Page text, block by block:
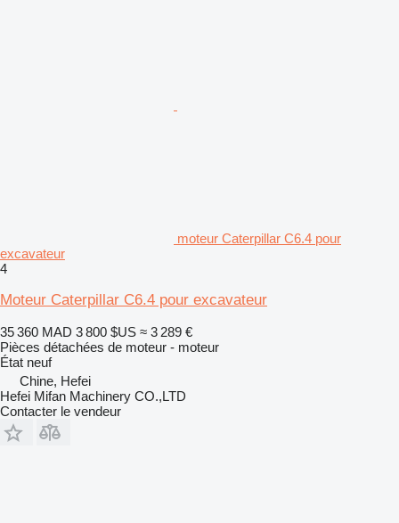
moteur Caterpillar C6.4 pour
excavateur
4
Moteur Caterpillar C6.4 pour excavateur
35 360 MAD 3 800 $US ≈ 3 289 €
Pièces détachées de moteur - moteur
État neuf
Chine, Hefei
Hefei Mifan Machinery CO.,LTD
Contacter le vendeur